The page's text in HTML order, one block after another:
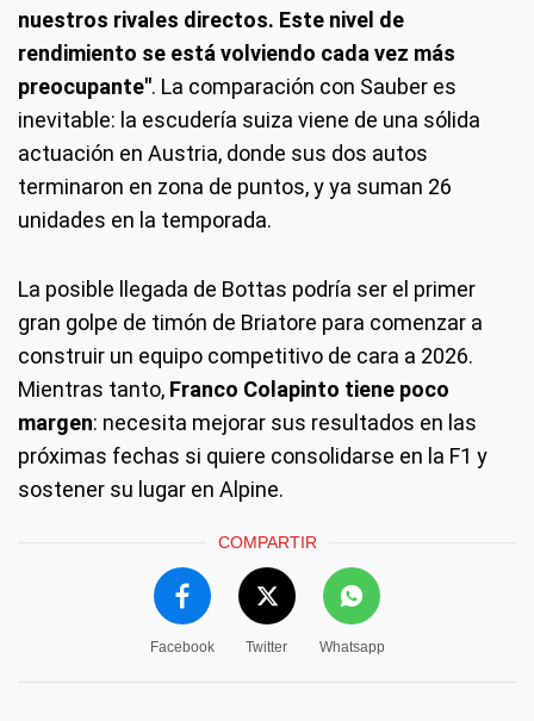
nuestros rivales directos. Este nivel de
rendimiento se está volviendo cada vez más
preocupante". La comparación con Sauber es
inevitable: la escudería suiza viene de una sólida
actuación en Austria, donde sus dos autos
terminaron en zona de puntos, y ya suman 26
unidades en la temporada.
La posible llegada de Bottas podría ser el primer
gran golpe de timón de Briatore para comenzar a
construir un equipo competitivo de cara a 2026.
Mientras tanto, Franco Colapinto tiene poco
margen: necesita mejorar sus resultados en las
próximas fechas si quiere consolidarse en la F1 y
sostener su lugar en Alpine.
COMPARTIR
Facebook Twitter Whatsapp